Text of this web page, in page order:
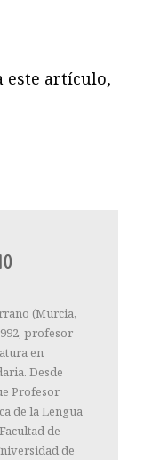
este artículo,
(Murcia,
profesor
en
Desde
Profesor
de la Lengua
de
de